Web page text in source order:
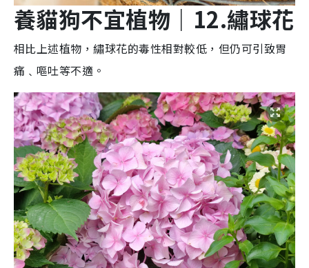
養貓狗不宜植物 ｜12.繡球花
相比上述植物，繡球花的毒性相對較低，但仍可引致胃
痛﹑嘔吐等不適。